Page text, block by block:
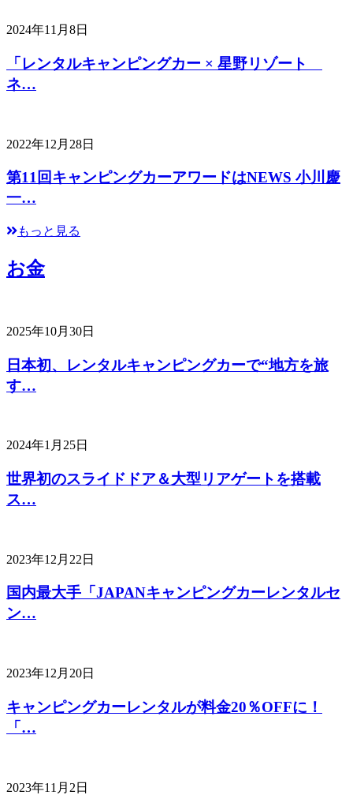
2024年11月8日
「レンタルキャンピングカー × 星野リゾート
ネ…
2022年12月28日
第11回キャンピングカーアワードはNEWS 小川慶
一…
もっと見る
お金
2025年10月30日
日本初、レンタルキャンピングカーで“地方を旅
す…
2024年1月25日
世界初のスライドドア＆大型リアゲートを搭載
ス…
2023年12月22日
国内最大手「JAPANキャンピングカーレンタルセ
ン…
2023年12月20日
キャンピングカーレンタルが料金20％OFFに！
「…
2023年11月2日